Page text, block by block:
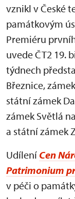
vznikl v České
památkovým
Premiéru
uvede ČT2 19.
týdnech
Březnice,
státní zámek
zámek Světlá
a státní zámek
Udílení Cen
Patrimonium
v péči o